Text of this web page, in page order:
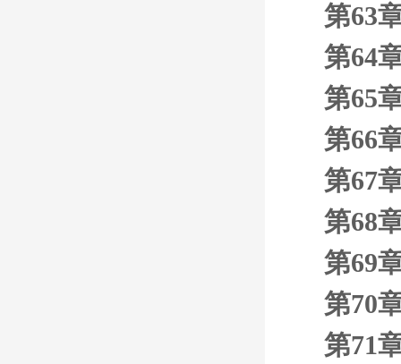
第63
第64
第65
第66
第67
第68
第69
第70
第71